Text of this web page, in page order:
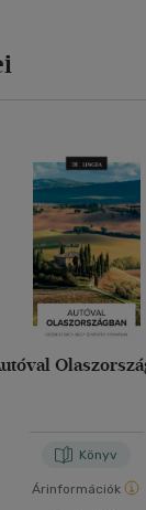
Könyv
Árinformációk